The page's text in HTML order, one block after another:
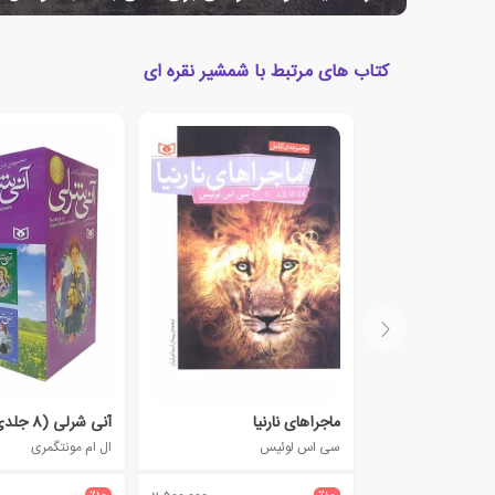
کتاب های مرتبط با شمشیر نقره ای
ماجراهای نارنیا
سی اس لوئیس
آنی شرلی (8 جلدی)
ال ام مونتگمری